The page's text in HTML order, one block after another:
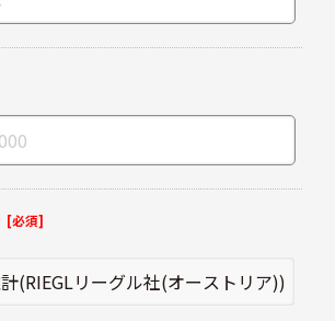
[必須]